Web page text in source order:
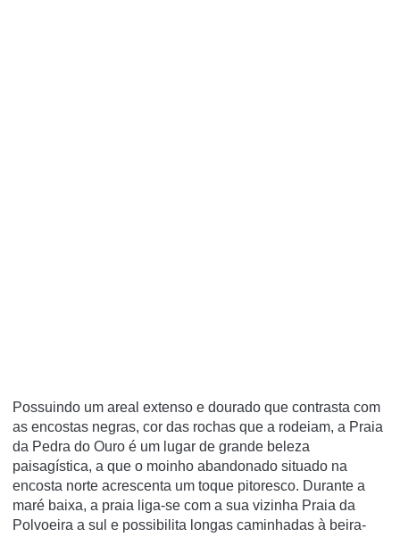
Possuindo um areal extenso e dourado que contrasta com
as encostas negras, cor das rochas que a rodeiam, a Praia
da Pedra do Ouro é um lugar de grande beleza
paisagística, a que o moinho abandonado situado na
encosta norte acrescenta um toque pitoresco. Durante a
maré baixa, a praia liga-se com a sua vizinha Praia da
Polvoeira a sul e possibilita longas caminhadas à beira-